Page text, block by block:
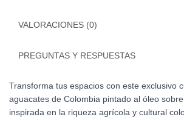
VALORACIONES (0)
PREGUNTAS Y RESPUESTAS
Transforma tus espacios con este exclusivo
aguacates de Colombia pintado al óleo
inspirada en la riqueza agrícola y cultural